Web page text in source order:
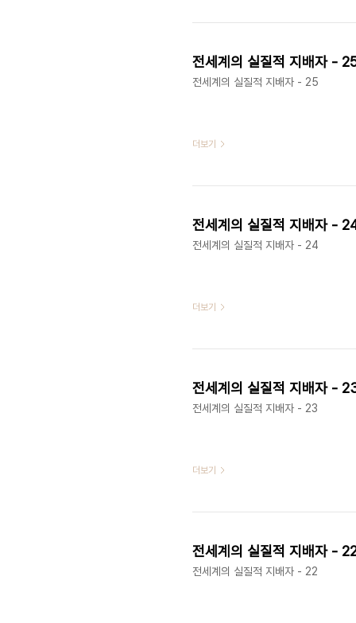
전세계의 실질적 지배자 -
전세계의 실질적 지배자 - 25
더보기
전세계의 실질적 지배자 -
전세계의 실질적 지배자 - 24
더보기
전세계의 실질적 지배자 -
전세계의 실질적 지배자 - 23
더보기
전세계의 실질적 지배자 -
전세계의 실질적 지배자 - 22